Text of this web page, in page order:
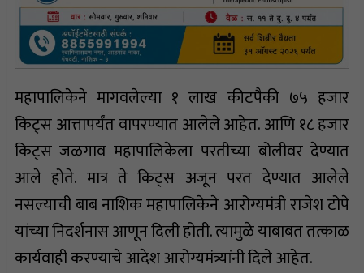
महापालिकेने मागवलेल्या १ लाख कीटपैकी ७५ हजार
किट्स आत्तापर्यंत वापरण्यात आलेले आहेत. आणि १८ हजार
किट्स जळगाव महापालिकेला परतीच्या बोलीवर देण्यात
आले होते. मात्र ते किट्स अजून परत देण्यात आलेले
नसल्याची बाब नाशिक महापालिकेने आरोग्यमंत्री राजेश टोपे
यांच्या निदर्शनास आणून दिली होती. त्यामुळे याबाबत तत्काळ
कार्यवाही करण्याचे आदेश आरोग्यमंत्र्यांनी दिले आहेत.